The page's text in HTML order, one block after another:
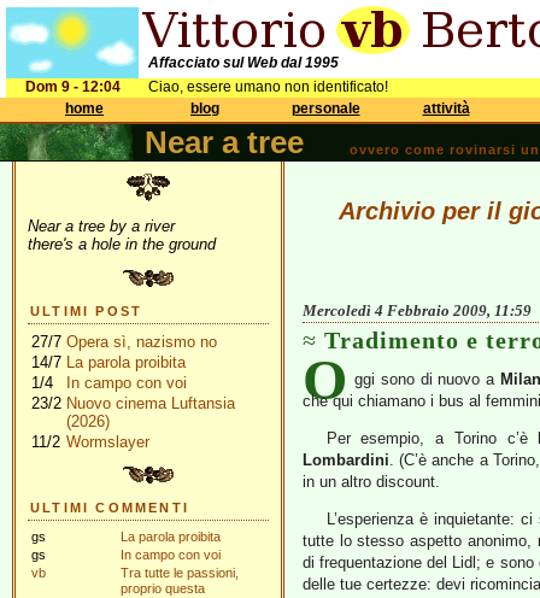
Affacciato sul Web dal 1995
Dom 9 - 12:04
Ciao, essere umano non identificato!
home
blog personale attività
Near a tree ovvero come rovinarsi
Near a tree by a river
there's a hole in the ground
ULTIMI POST
27/7 Opera sì, nazismo no
14/7 La parola proibita
1/4
In campo con voi
23/2 Nuovo cinema Luftansia
(2026)
11/2 Wormslayer
ULTIMI COMMENTI
gs
La parola proibita
gs
In campo con voi
vb
Tra tutte le passioni,
proprio questa
Archivio per il
Mercoledì 4 Febbraio 2009, 11:59
Tradimento e
O ggi sono di nuovo a
che qui chiamano i bus al
Per esempio, a Torino c’è
Lombardini. (C’è anche a
in un altro discount.
L’esperienza è inquietante:
tutte lo stesso aspetto anonimo,
di frequentazione del Lidl; e
delle tue certezze: devi